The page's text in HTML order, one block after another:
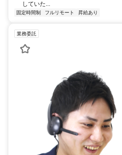
していた...
固定時間制 フルリモート 昇給あり
業務委託